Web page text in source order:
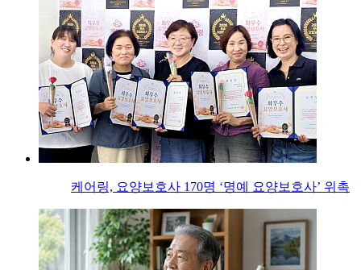
케어링, 요양보호사 170명 ‘명예 요양보호사’ 위촉